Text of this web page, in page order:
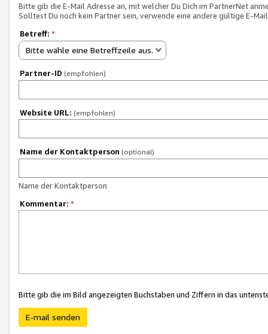
Bitte gib die E-Mail Adresse an, mit welcher Du Dich im PartnerNet
Solltest Du noch kein Partner sein, verwende eine andere gültige E-
Betreff: *
Bitte wähle eine Betreffzeile aus.
Partner-ID (empfohlen)
Website URL: (empfohlen)
Name der Kontaktperson (optional)
Name der Kontaktperson
Kommentar: *
Bitte gib die im Bild angezeigten Buchstaben und Ziffern in das
E-mail senden